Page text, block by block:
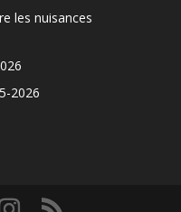
les nuisances
2026